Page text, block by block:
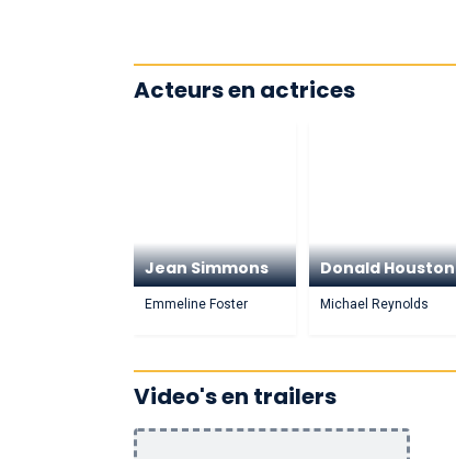
Acteurs en actrices
Jean Simmons
Emmeline Foster
Donald Houston
Michael Reynolds
Video's en trailers